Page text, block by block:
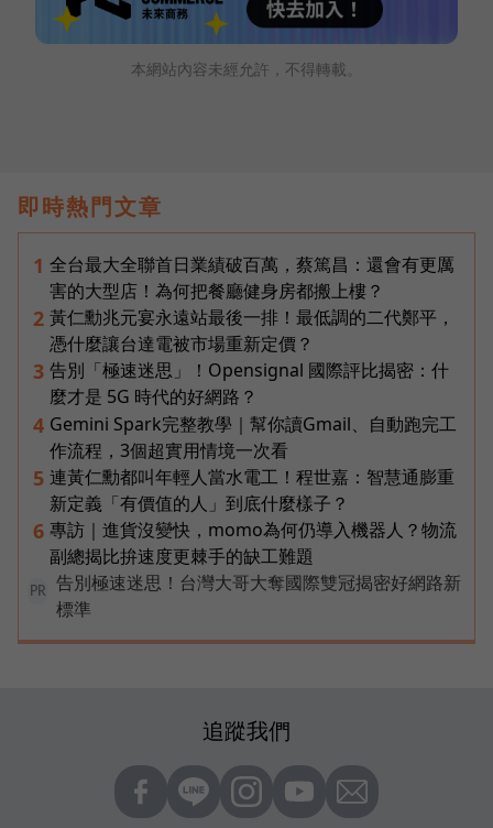
本網站內容未經允許，不得轉載。
即時熱門文章
1 全台最大全聯首日業績破百萬，蔡篤昌：還會有更厲
害的大型店！為何把餐廳健身房都搬上樓？
2 黃仁勳兆元宴永遠站最後一排！最低調的二代鄭平，
憑什麼讓台達電被市場重新定價？
3 告別「極速迷思」！Opensignal 國際評比揭密：什
麼才是 5G 時代的好網路？
4 Gemini Spark完整教學｜幫你讀Gmail、自動跑完工
作流程，3個超實用情境一次看
5 連黃仁勳都叫年輕人當水電工！程世嘉：智慧通膨重
新定義「有價值的人」到底什麼樣子？
6 專訪｜進貨沒變快，momo為何仍導入機器人？物流
副總揭比拚速度更棘手的缺工難題
PR
告別極速迷思！台灣大哥大奪國際雙冠揭密好網路新
標準
追蹤我們